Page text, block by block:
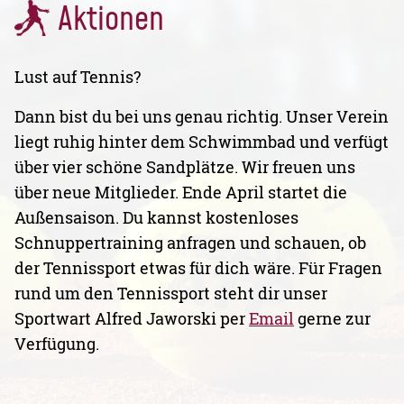
Aktionen
Lust auf Tennis?
Dann bist du bei uns genau richtig. Unser Verein
liegt ruhig hinter dem Schwimmbad und verfügt
über vier schöne Sandplätze. Wir freuen uns
über neue Mitglieder. Ende April startet die
Außensaison. Du kannst kostenloses
Schnuppertraining anfragen und schauen, ob
der Tennissport etwas für dich wäre. Für Fragen
rund um den Tennissport steht dir unser
Sportwart Alfred Jaworski perEmailgerne zur
Verfügung.